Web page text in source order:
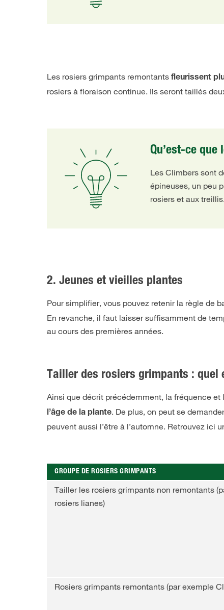
Les rosiers grimpants remontants fleurissent
rosiers à floraison continue. Ils seront taillés
Qu’est-ce
Les Climbers sont
épineuses, un peu
rosiers et aux treillis.
2. Jeunes et vieilles plantes
Pour simplifier, vous pouvez retenir la règle de
En revanche, il faut laisser suffisamment de
au cours des premières années.
Tailler des rosiers grimpants : quel
Ainsi que décrit précédemment, la fréquence
l’âge de la plante. De plus, on peut se
peuvent aussi l’être à l’automne. Retrouvez ici
GROUPE DE ROSIERS GRIMPANTS
Tailler les rosiers grimpants non remontants
rosiers lianes)
Rosiers grimpants remontants (par exemple